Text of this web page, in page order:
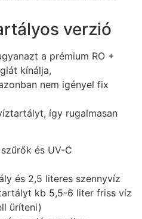
verzió
a prémium RO +
kínálja,
nem igényel fix
így rugalmasan
és UV-C
és 2,5 literes szennyvíz
kb 5,5-6 liter friss víz
üríteni)